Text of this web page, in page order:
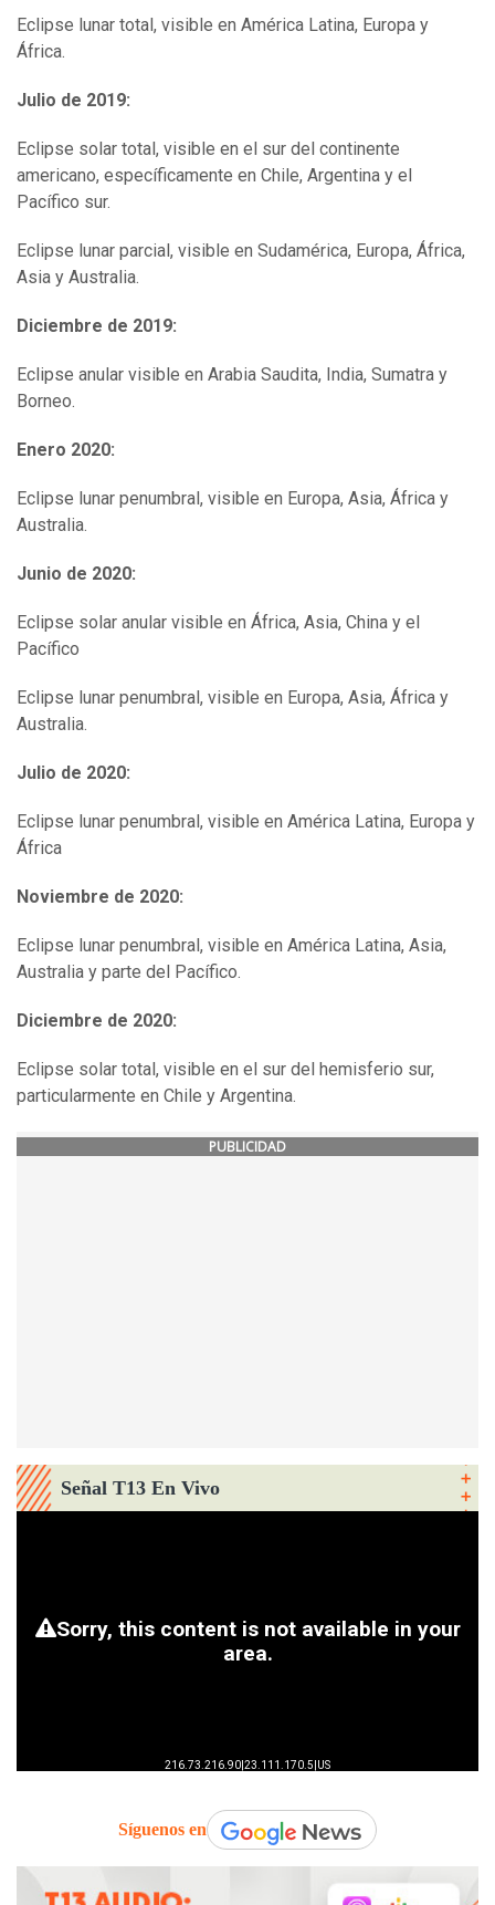
Eclipse lunar total, visible en América Latina, Europa y
África.
Julio de 2019:
Eclipse solar total, visible en el sur del continente
americano, específicamente en Chile, Argentina y el
Pacífico sur.
Eclipse lunar parcial, visible en Sudamérica, Europa, África,
Asia y Australia.
Diciembre de 2019:
Eclipse anular visible en Arabia Saudita, India, Sumatra y
Borneo.
Enero 2020:
Eclipse lunar penumbral, visible en Europa, Asia, África y
Australia.
Junio de 2020:
Eclipse solar anular visible en África, Asia, China y el
Pacífico
Eclipse lunar penumbral, visible en Europa, Asia, África y
Australia.
Julio de 2020:
Eclipse lunar penumbral, visible en América Latina, Europa y
África
Noviembre de 2020:
Eclipse lunar penumbral, visible en América Latina, Asia,
Australia y parte del Pacífico.
Diciembre de 2020:
Eclipse solar total, visible en el sur del hemisferio sur,
particularmente en Chile y Argentina.
PUBLICIDAD
Señal T13 En Vivo
Síguenos en